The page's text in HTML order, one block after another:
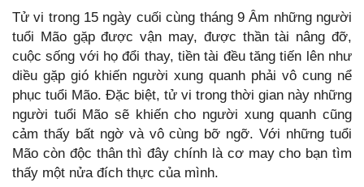
Tử vi trong 15 ngày cuối cùng tháng 9 Âm những người
tuổi Mão gặp được vận may, được thần tài nâng đỡ,
cuộc sống với họ đổi thay, tiền tài đều tăng tiến lên như
diều gặp gió khiến người xung quanh phải vô cung nể
phục tuổi Mão. Đặc biệt, tử vi trong thời gian này những
người tuổi Mão sẽ khiến cho người xung quanh cũng
cảm thấy bất ngờ và vô cùng bỡ ngỡ. Với những tuổi
Mão còn độc thân thì đây chính là cơ may cho bạn tìm
thấy một nửa đích thực của mình.